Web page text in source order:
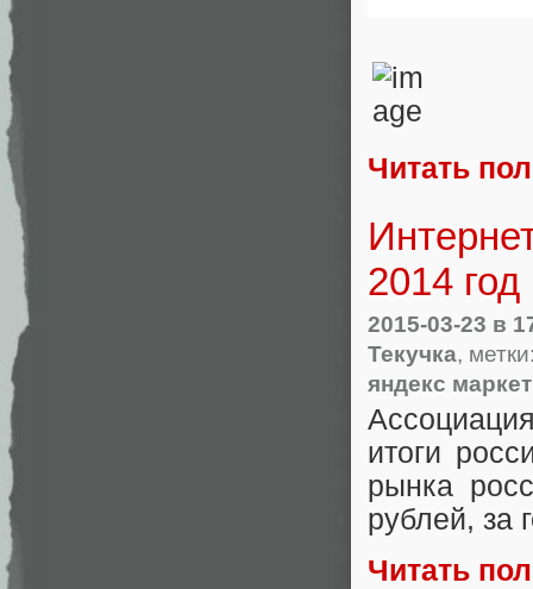
Читать
2014
2015-03-23 в
Текучка,
яндекс маркет
итоги
рынка
рублей, за
Читать